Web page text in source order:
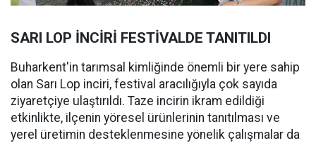
SARI LOP İNCİRİ FESTİVALDE TANITILDI
Buharkent'in tarımsal kimliğinde önemli bir yere sahip
olan Sarı Lop inciri, festival aracılığıyla çok sayıda
ziyaretçiye ulaştırıldı. Taze incirin ikram edildiği
etkinlikte, ilçenin yöresel ürünlerinin tanıtılması ve
yerel üretimin desteklenmesine yönelik çalışmalar da